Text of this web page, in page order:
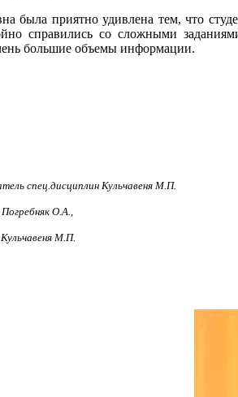
была приятно удивлена тем, что
справились со сложными
большие объемы информации.
спец.дисциплин Кульчавеня М.П.
О.А.,
Кульчавеня М.П.